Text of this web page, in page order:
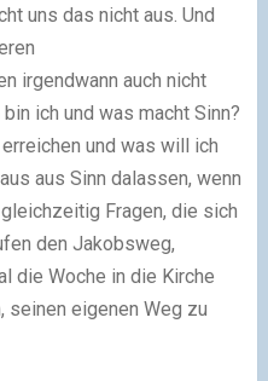
uns das nicht aus. Und
irgendwann auch nicht
ich und was macht Sinn?
und was will ich
aus Sinn dalassen, wenn
Fragen, die sich
den Jakobsweg,
die Woche in die Kirche
seinen eigenen Weg zu